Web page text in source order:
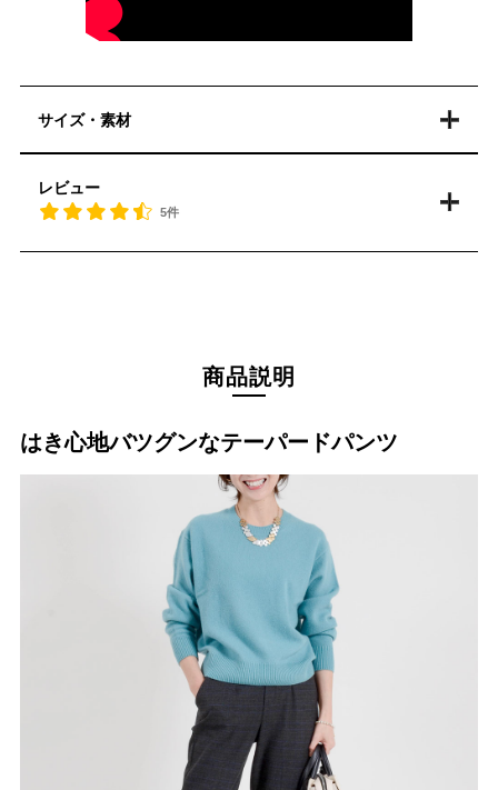
サイズ・素材
レビュー
5件
商品説明
はき心地バツグンなテーパードパンツ